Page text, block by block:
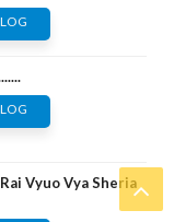
Vyuo Vya Sheria